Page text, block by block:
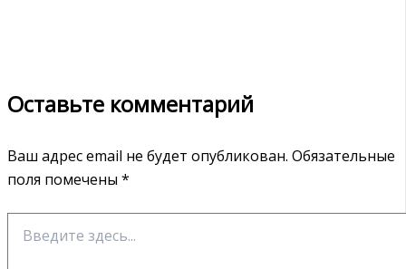
Оставьте комментарий
Ваш адрес email не будет опубликован. Обязательные
поля помечены *
здесь...